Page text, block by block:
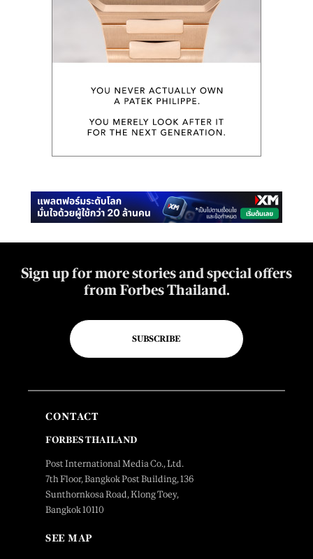
Sign up for more stories and special offers
from Forbes Thailand.
SUBSCRIBE
CONTACT
FORBES THAILAND
Post International Media Co., Ltd.
7th Floor, Bangkok Post Building, 136
Sunthornkosa Road, Klong Toey,
Bangkok 10110
SEE MAP